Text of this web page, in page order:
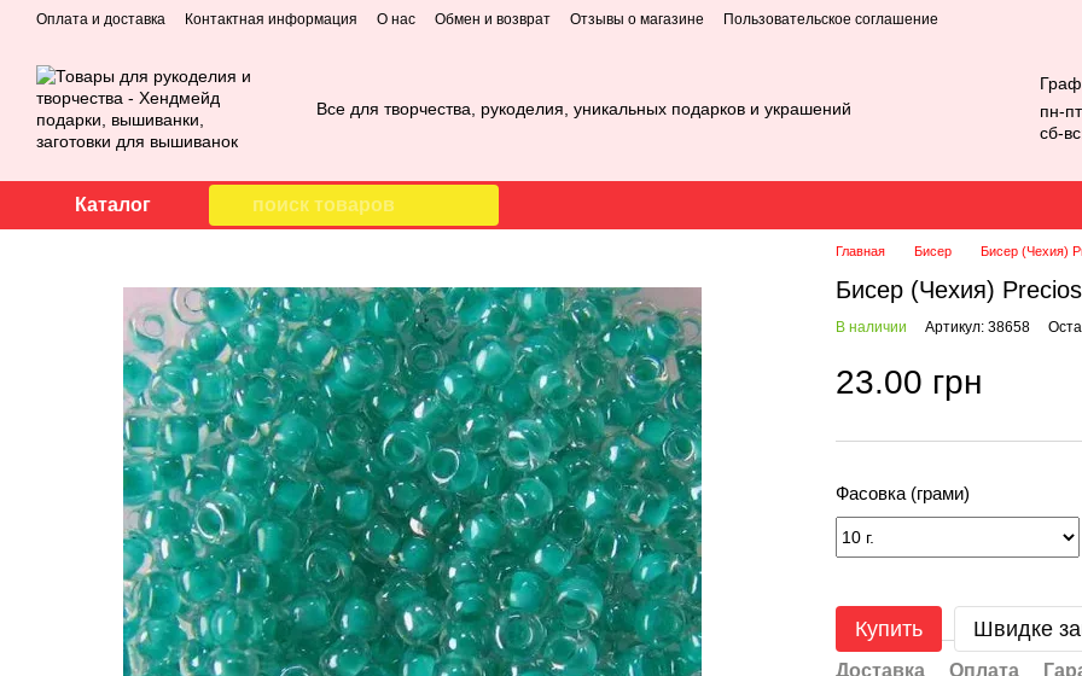
Перейти к основному контенту
Оплата и доставка Контактная информация О нас Обмен и возврат Отзывы о магазине Пользовательское соглашение
Все для творчества, рукоделия, уникальных подарков и украшений
пн-
сб-
Каталог
Главная Бисер Бисер (Чехия)
Бисер (Чехия)
В наличии Артикул: 38658
23.00 грн
Фасовка (грами)
Купить Швидке
Доставка Оплата